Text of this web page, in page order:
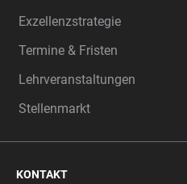
Exzellenzstrategie
Termine & Fristen
Lehrveranstaltungen
Stellenmarkt
KONTAKT